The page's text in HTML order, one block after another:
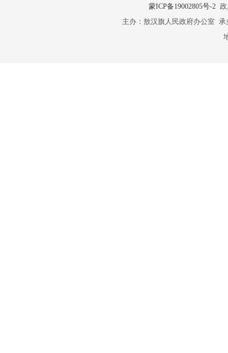
蒙ICP备19002805号-2政
主办：敖汉旗人民政府办公室